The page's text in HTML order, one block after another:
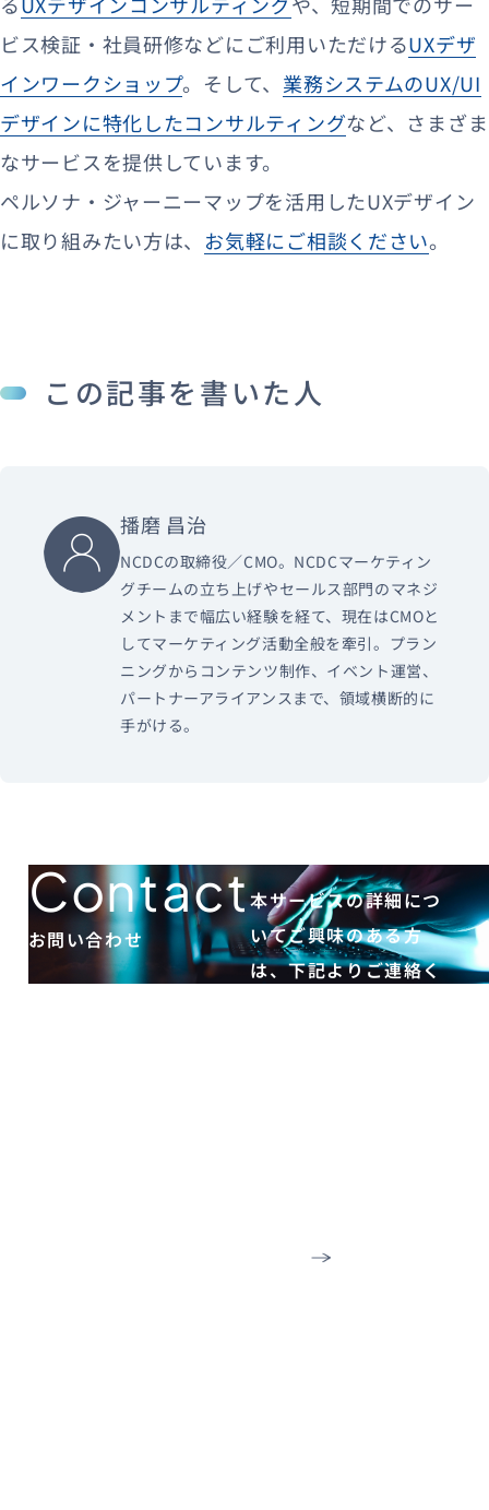
ビス検証・社員研修などにご利用いただけるUXデザ
インワークショップ。そして、 業務システムのUX/UI
デザインに特化したコンサルティングなど、さまざま
なサービスを提供しています。
ペルソナ・ジャーニーマップを活用したUXデザイン
に取り組みたい方は、 お気軽にご相談ください。
この記事を書いた人
播磨 昌治
NCDCの取締役／CMO。NCDCマーケティン
グチームの立ち上げやセールス部門のマネジ
メントまで幅広い経験を経て、現在はCMOと
してマーケティング活動全般を牽引。プラン
ニングからコンテンツ制作、イベント運営、
パートナーアライアンスまで、領域横断的に
手がける。
Contact
お問い合わせ
本サービスの詳細につ
いてご興味のある方
は、下記よりご連絡く
call050-3852-